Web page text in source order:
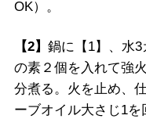
OK）。
【2】 鍋に【1】、水
の素２個を入れて強
分煮る。火を止め、
ーブオイル大さじ1を